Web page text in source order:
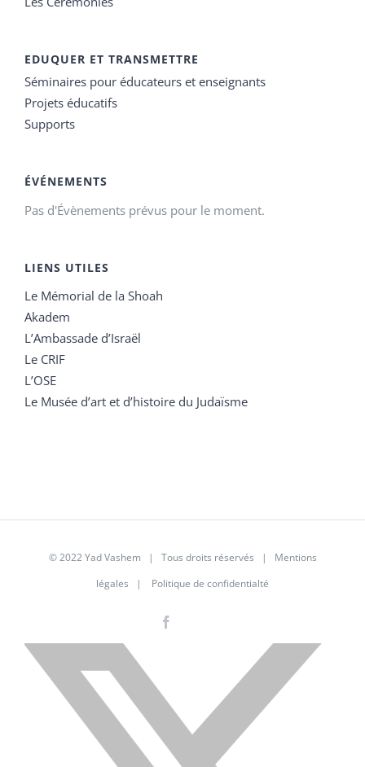
EDUQUER ET TRANSMETTRE
Séminaires pour éducateurs et enseignants
Projets éducatifs
Supports
ÉVÉNEMENTS
Pas d'Évènements prévus pour le moment.
LIENS UTILES
Le Mémorial de la Shoah
Akadem
L’Ambassade d’Israël
Le CRIF
L’OSE
Le Musée d’art et d’histoire du Judaïsme
© 2022 Yad Vashem | Tous droits réservés | Mentions
légales | Politique de confidentialté
X